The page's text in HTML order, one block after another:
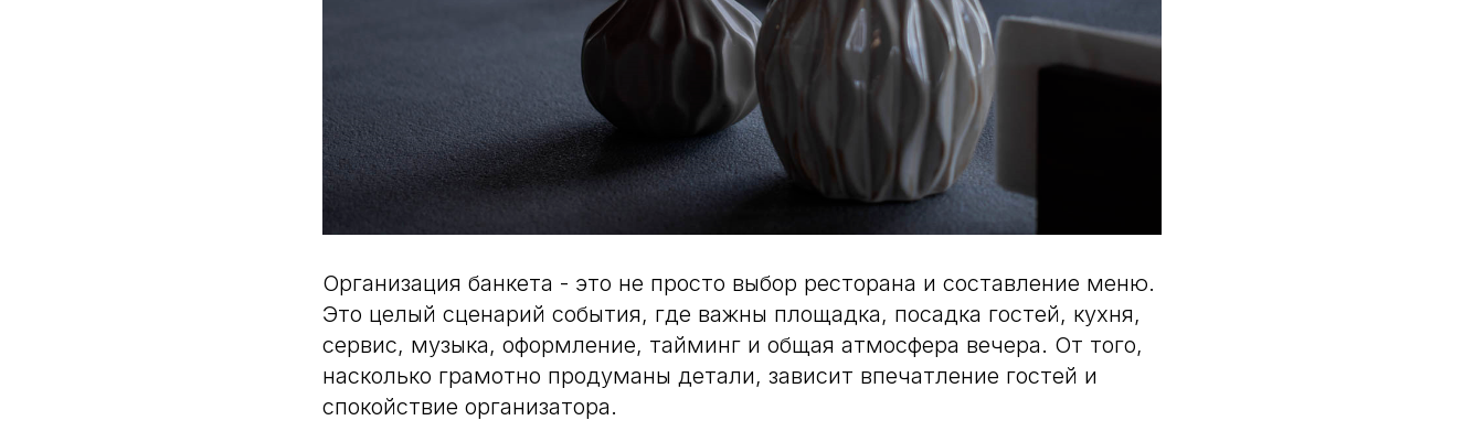
Организация банкета - это не просто выбор ресторана и составление меню.
Это целый сценарий события, где важны площадка, посадка гостей, кухня,
сервис, музыка, оформление, тайминг и общая атмосфера вечера. От того,
насколько грамотно продуманы детали, зависит впечатление гостей и
спокойствие организатора.